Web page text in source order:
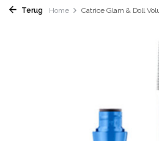
Terug Home Catrice Glam & Doll